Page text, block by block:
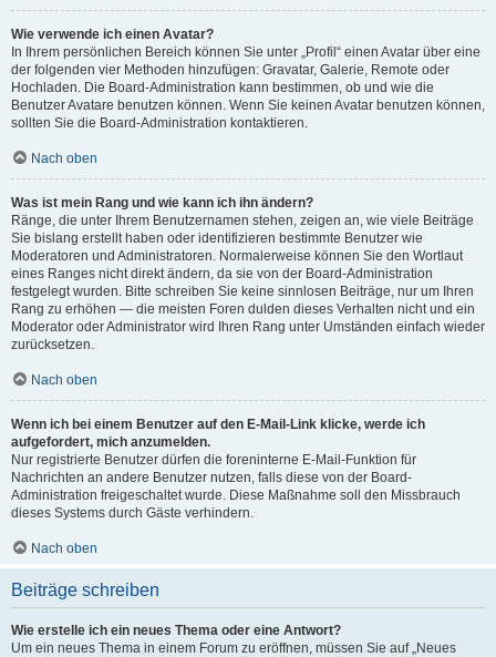
Wie verwende ich einen Avatar?
In Ihrem persönlichen Bereich können Sie unter „Profil“ einen Avatar über eine
der folgenden vier Methoden hinzufügen: Gravatar, Galerie, Remote oder
Hochladen. Die Board-Administration kann bestimmen, ob und wie die
Benutzer Avatare benutzen können. Wenn Sie keinen Avatar benutzen können,
sollten Sie die Board-Administration kontaktieren.
Nach oben
Was ist mein Rang und wie kann ich ihn ändern?
Ränge, die unter Ihrem Benutzernamen stehen, zeigen an, wie viele Beiträge
Sie bislang erstellt haben oder identifizieren bestimmte Benutzer wie
Moderatoren und Administratoren. Normalerweise können Sie den Wortlaut
eines Ranges nicht direkt ändern, da sie von der Board-Administration
festgelegt wurden. Bitte schreiben Sie keine sinnlosen Beiträge, nur um Ihren
Rang zu erhöhen — die meisten Foren dulden dieses Verhalten nicht und ein
Moderator oder Administrator wird Ihren Rang unter Umständen einfach wieder
zurücksetzen.
Nach oben
Wenn ich bei einem Benutzer auf den E-Mail-Link klicke, werde ich
aufgefordert, mich anzumelden.
Nur registrierte Benutzer dürfen die foreninterne E-Mail-Funktion für
Nachrichten an andere Benutzer nutzen, falls diese von der Board-
Administration freigeschaltet wurde. Diese Maßnahme soll den Missbrauch
dieses Systems durch Gäste verhindern.
Nach oben
Beiträge schreiben
Wie erstelle ich ein neues Thema oder eine Antwort?
Um ein neues Thema in einem Forum zu eröffnen, müssen Sie auf „Neues